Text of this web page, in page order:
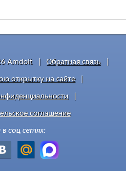
Amdoit Обратная связь
открытку на сайте
соглашение
соц сетях: